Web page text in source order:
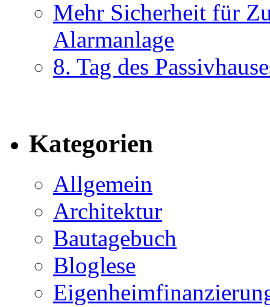
Mehr Sicherheit für
Alarmanlage
8. Tag des
Kategorien
Allgemein
Architektur
Bautagebuch
Bloglese